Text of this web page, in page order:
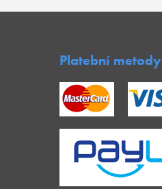
Platební metody